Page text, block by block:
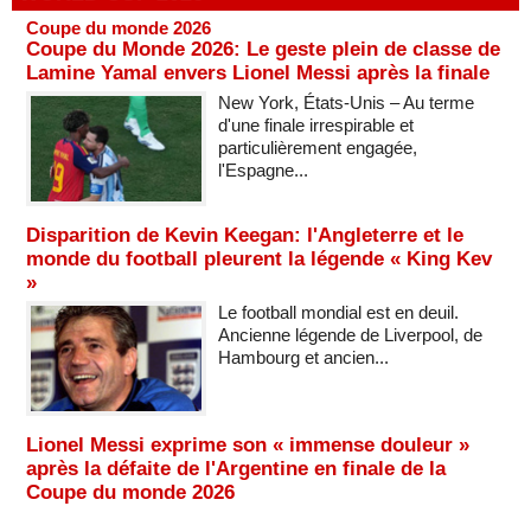
Coupe du monde 2026
Coupe du Monde 2026: Le geste plein de classe de
Lamine Yamal envers Lionel Messi après la finale
New York, États-Unis – Au terme
d'une finale irrespirable et
particulièrement engagée,
l'Espagne...
Disparition de Kevin Keegan: l'Angleterre et le
monde du football pleurent la légende « King Kev
»
Le football mondial est en deuil.
Ancienne légende de Liverpool, de
Hambourg et ancien...
Lionel Messi exprime son « immense douleur »
après la défaite de l'Argentine en finale de la
Coupe du monde 2026